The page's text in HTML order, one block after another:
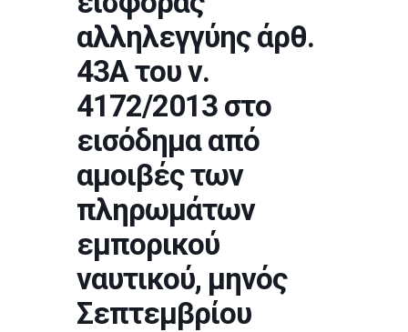
αλληλεγγύης άρθ.
43Α του ν.
4172/2013 στο
εισόδημα από
αμοιβές των
πληρωμάτων
εμπορικού
ναυτικού, μηνός
Σεπτεμβρίου